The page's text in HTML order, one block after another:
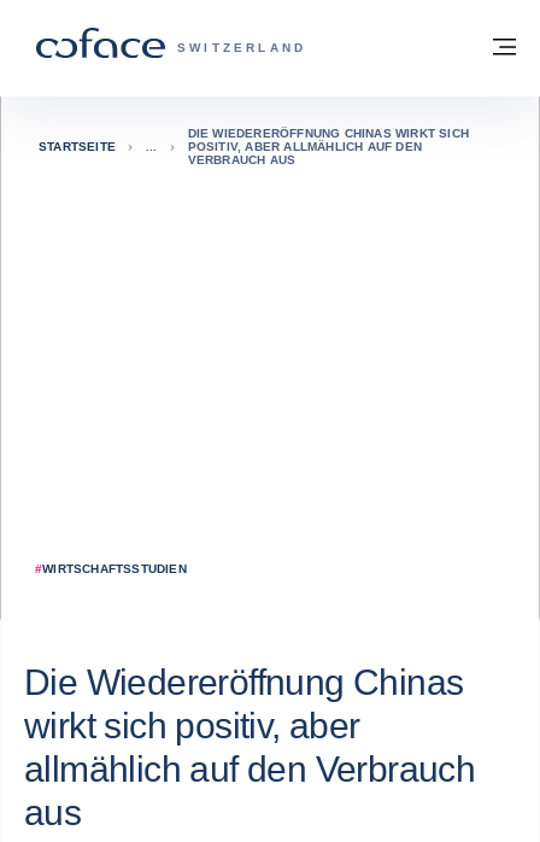
COFACE FOR TRADE - WEBSEITE DER
SWITZERLAND
Zurück zur Startseite
#WIRTSCHAFTSSTUDIEN
STARTSEITE
DIE WIEDERERÖFFNUNG CHINAS WIRKT SICH
POSITIV, ABER ALLMÄHLICH AUF DEN
VERBRAUCH AUS
Die Wiedereröffnung Chinas
wirkt sich positiv, aber
allmählich auf den Verbrauch
aus